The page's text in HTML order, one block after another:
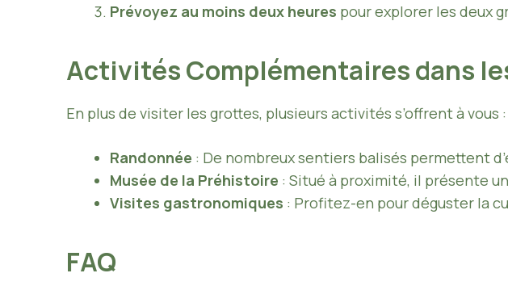
Prévoyez au moins deux heures pour explorer les deux
Activités Complémentaires dans
En plus de visiter les grottes, plusieurs activités s’offrent à vous :
Randonnée : De nombreux sentiers balisés permettent
Musée de la Préhistoire : Situé à proximité, il présente
Visites gastronomiques : Profitez-en pour déguster la
FAQ